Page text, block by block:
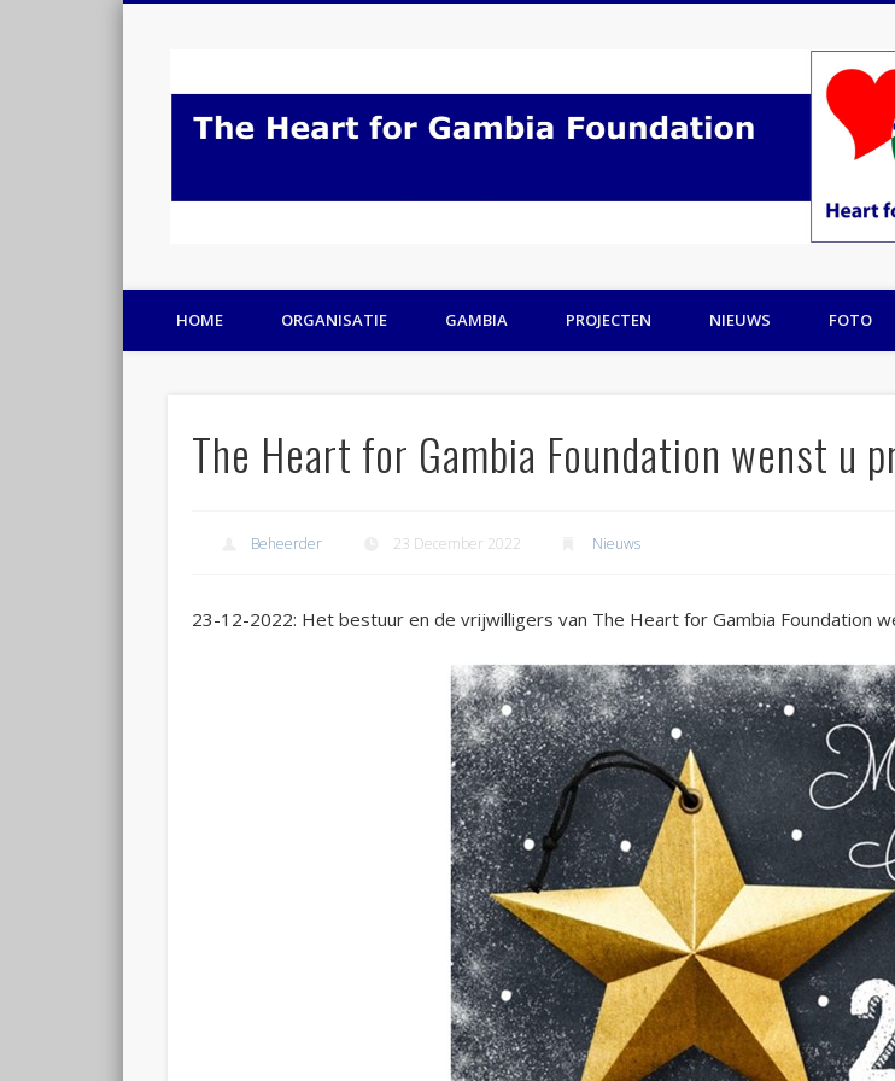
HOME ORGANISATIE GAMBIA PROJECTEN NIEUWS FOTO
The Heart for Gambia Foundation wenst u
Beheerder 23 December 2022 Nieuws
23-12-2022: Het bestuur en de vrijwilligers van The Heart for Gambia Foundation